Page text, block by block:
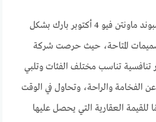
تتنوع أسعار الوحدات في كمبوند ماونتن فيو 4 أكتوبر بارك بشكل
المتاحة، حيث حرصت شركة
تنافسية تناسب مختلف الفئات وتلبي
الفخامة والراحة، وتحاول في الوقت
العقارية التي يحصل عليها